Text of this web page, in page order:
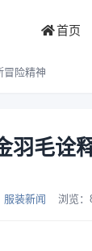
首页
冒险精神
羽毛诠
服装新闻 浏览：